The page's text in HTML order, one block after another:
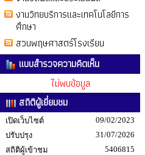
งานวิทยบริการและเทคโนโลยีการ
ศึกษา
สวนพฤษศาสตร์โรงเรียน
แบบสำรวจความคิดเห็น
ไม่พบข้อมูล
สถิติผู้เยี่ยมชม
เปิดเว็บไซต์
09/02/2023
ปรับปรุง
31/07/2026
สถิติผู้เข้าชม
5406815